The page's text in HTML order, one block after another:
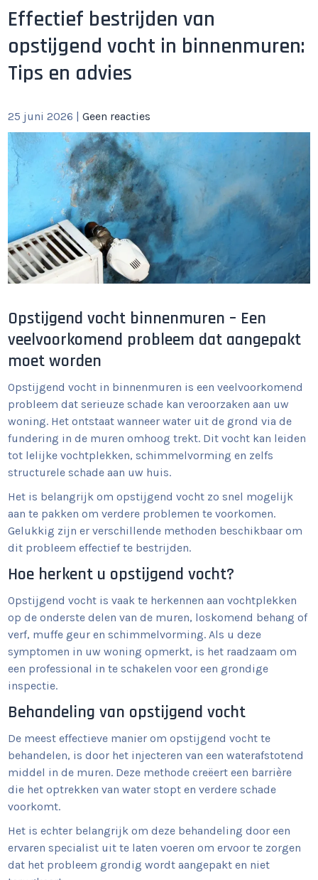
Effectief bestrijden van
opstijgend vocht in binnenmuren:
Tips en advies
25 juni 2026 |Geen reacties
Opstijgend vocht binnenmuren – Een
veelvoorkomend probleem dat aangepakt
moet worden
Opstijgend vocht in binnenmuren is een veelvoorkomend
probleem dat serieuze schade kan veroorzaken aan uw
woning. Het ontstaat wanneer water uit de grond via de
fundering in de muren omhoog trekt. Dit vocht kan leiden
tot lelijke vochtplekken, schimmelvorming en zelfs
structurele schade aan uw huis.
Het is belangrijk om opstijgend vocht zo snel mogelijk
aan te pakken om verdere problemen te voorkomen.
Gelukkig zijn er verschillende methoden beschikbaar om
dit probleem effectief te bestrijden.
Hoe herkent u opstijgend vocht?
Opstijgend vocht is vaak te herkennen aan vochtplekken
op de onderste delen van de muren, loskomend behang of
verf, muffe geur en schimmelvorming. Als u deze
symptomen in uw woning opmerkt, is het raadzaam om
een professional in te schakelen voor een grondige
inspectie.
Behandeling van opstijgend vocht
De meest effectieve manier om opstijgend vocht te
behandelen, is door het injecteren van een waterafstotend
middel in de muren. Deze methode creëert een barrière
die het optrekken van water stopt en verdere schade
voorkomt.
Het is echter belangrijk om deze behandeling door een
ervaren specialist uit te laten voeren om ervoor te zorgen
dat het probleem grondig wordt aangepakt en niet